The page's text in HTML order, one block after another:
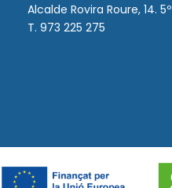
Alcalde Rovira Roure, 14. 5º
T. 973 225 275